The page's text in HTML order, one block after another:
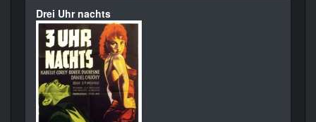
Drei Uhr nachts